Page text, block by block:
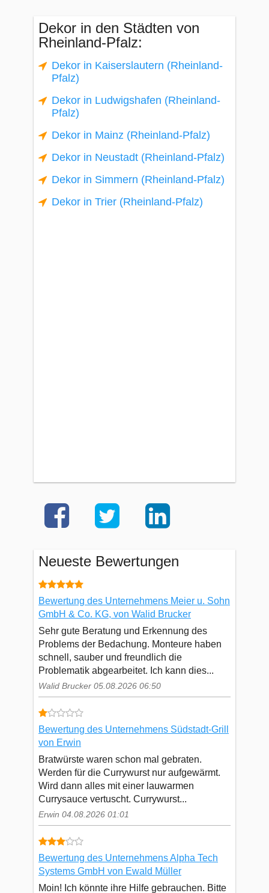
Dekor in den Städten von
Rheinland-Pfalz:
Dekor in Kaiserslautern (Rheinland-
Pfalz)
Dekor in Ludwigshafen (Rheinland-
Pfalz)
Dekor in Mainz (Rheinland-Pfalz)
Dekor in Neustadt (Rheinland-Pfalz)
Dekor in Simmern (Rheinland-Pfalz)
Dekor in Trier (Rheinland-Pfalz)
Neueste Bewertungen
Bewertung des Unternehmens Meier u. Sohn
GmbH & Co. KG, von Walid Brucker
Sehr gute Beratung und Erkennung des
Problems der Bedachung. Monteure haben
schnell, sauber und freundlich die
Problematik abgearbeitet. Ich kann dies...
Walid Brucker 05.08.2026 06:50
Bewertung des Unternehmens Südstadt-Grill
von Erwin
Bratwürste waren schon mal gebraten.
Werden für die Currywurst nur aufgewärmt.
Wird dann alles mit einer lauwarmen
Currysauce vertuscht. Currywurst...
Erwin 04.08.2026 01:01
Bewertung des Unternehmens Alpha Tech
Systems GmbH von Ewald Müller
Moin! Ich könnte ihre Hilfe gebrauchen. Bitte